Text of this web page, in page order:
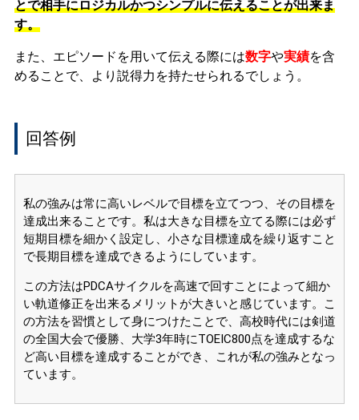
とで相手にロジカルかつシンプルに伝えることが出来ま
す。
また、エピソードを用いて伝える際には数字や実績を含
めることで、より説得力を持たせられるでしょう。
回答例
私の強みは常に高いレベルで目標を立てつつ、その目標を
達成出来ることです。私は大きな目標を立てる際には必ず
短期目標を細かく設定し、小さな目標達成を繰り返すこと
で長期目標を達成できるようにしています。
この方法はPDCAサイクルを高速で回すことによって細か
い軌道修正を出来るメリットが大きいと感じています。こ
の方法を習慣として身につけたことで、高校時代には剣道
の全国大会で優勝、大学3年時にTOEIC800点を達成するな
ど高い目標を達成することができ、これが私の強みとなっ
ています。